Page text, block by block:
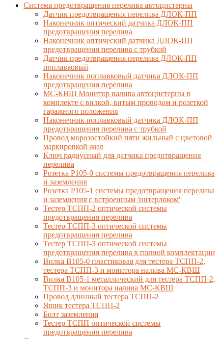
Система предотвращения перелива автоцистерны
Датчик предотвращения перелива ДЛОК-ПП
Наконечник оптический датчика ДЛОК-ПП
предотвращения перелива
Наконечник оптический датчика ДЛОК-ПП
предотвращения перелива с трубкой
Датчик предотвращения перелива ДЛОК-ПП
поплавковый
Наконечник поплавковый датчика ДЛОК-ПП
предотвращения перелива
МС-КВШ Монитор налива автоцистерны в
комплекте с вилкой, витым проводом и розеткой
гаражного положения
Наконечник поплавковый датчика ДЛОК-ПП
предотвращения перелива с трубкой
Провод морозостойкий пяти жильный с цветовой
маркировкой жил
Ключ радиусный для датчика предотвращения
перелива
Розетка Р105-0 системы предотвращения перелива
и заземления
Розетка Р105-1 системы предотвращения перелива
и заземления с встроенным 'интерлоком'
Тестер ТСПП-2 оптической системы
предотвращения перелива
Тестер ТСПП-3 оптической системы
предотвращения перелива
Тестер ТСПП-3 оптической системы
предотвращения перелива в полной комплектации
Вилка В105-0 пластиковая для тестера ТСПП-2,
тестера ТСПП-3 и монитора налива МС-КВШ
Вилка В105-1 металлический для тестера ТСПП-2,
ТСПП-3 и монитора налива МС-КВШ
Провод длинный тестера ТСПП-2
Ящик тестера ТСПП-2
Болт заземления
Тестер ТСПП оптической системы
предотвращения перелива